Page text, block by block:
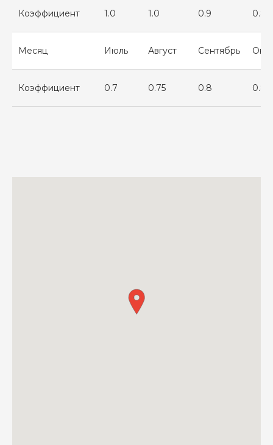
Коэффициент 1.0 1.0 0.9 0.8
Месяц Июль Август Сентябрь
Коэффициент 0.7 0.75 0.8 0.85